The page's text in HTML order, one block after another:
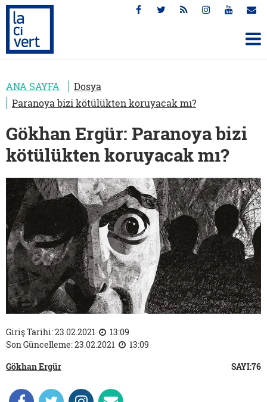
ANA SAYFA
Dosya
Paranoya bizi kötülükten koruyacak mı?
Gökhan Ergür: Paranoya bizi
kötülükten koruyacak mı?
Giriş Tarihi: 23.02.2021
13:09
Son Güncelleme: 23.02.2021
13:09
Gökhan Ergür
SAYI:76